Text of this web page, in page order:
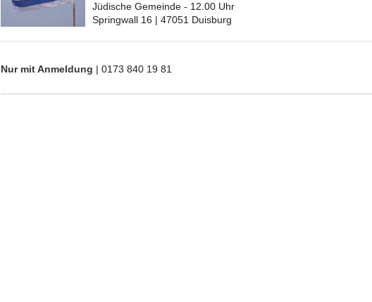
Jüdische Gemeinde - 12.00 Uhr
Springwall 16 | 47051 Duisburg
Nur mit Anmeldung | 0173 840 19 81